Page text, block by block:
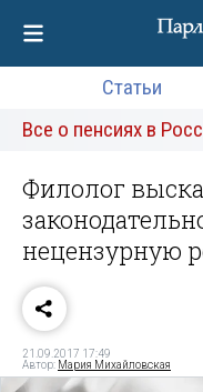
Статьи
Все о пенсиях в
Филолог
нецензурную
21.09.2017 17:49
Автор: Мария Михайловская